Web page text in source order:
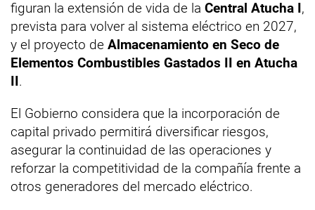
figuran la extensión de vida de la Central Atucha I,
prevista para volver al sistema eléctrico en 2027,
y el proyecto de Almacenamiento en Seco de
Elementos Combustibles Gastados II en Atucha
II.
El Gobierno considera que la incorporación de
capital privado permitirá diversificar riesgos,
asegurar la continuidad de las operaciones y
reforzar la competitividad de la compañía frente a
otros generadores del mercado eléctrico.